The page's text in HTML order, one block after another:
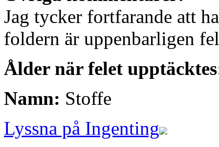
Jag tycker fortfarande att
foldern är uppenbarligen
Ålder när felet
Namn: Stoffe
Lyssna på Ingenting